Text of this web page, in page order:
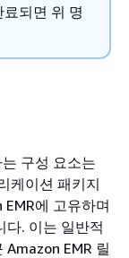
되면 위 명
구성 요소는
케이션 패키지
에 고유하며
다. 이는 일반적
Amazon EMR 릴